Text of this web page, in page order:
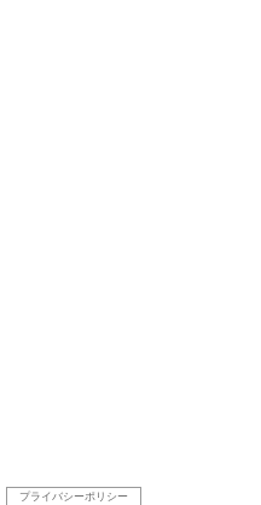
プライバシーポリシー